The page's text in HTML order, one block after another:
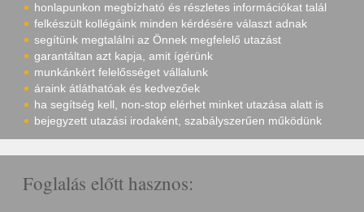
honlapunkon megbízható és részletes információkat talál
felkészült kollégáink minden kérdésére választ adnak
segítünk megtalálni az Önnek megfelelő utazást
garantáltan azt kapja, amit ígérünk
munkánkért felelősséget vállalunk
áraink átláthatóak és kedvezőek
ha segítség kell, non-stop elérhet minket utazása alatt is
bejegyzett utazási irodaként, szabályszerűen működünk
Foglalás előtt hasznos: